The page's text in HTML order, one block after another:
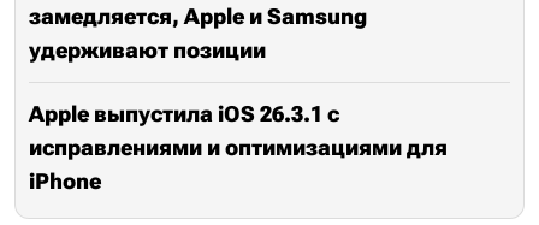
замедляется, Apple и Samsung
удерживают позиции
Apple выпустила iOS 26.3.1 с
исправлениями и оптимизациями для
iPhone